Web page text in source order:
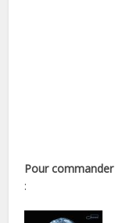
Pour
: